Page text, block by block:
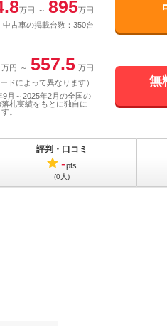
万円 ～ 895万円
中古車の掲載台数：350台
万円 ～ 557.5 万円
ードによって異なります）
月～2025年2月の全国の
札実績をもとに独自に
。
無
評判・口コミ
-pts
(0人)